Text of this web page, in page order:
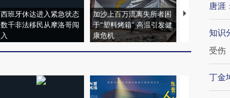
西班牙休达进入紧急状态
数千非法移民从摩洛哥闯
入
加沙上百万流离失所者困
于“塑料烤箱” 高温引发健
康危机
视线｜
心“花钱找虐”
唐涯 ：
知识
受伤
丁金